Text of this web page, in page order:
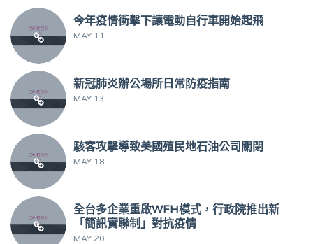
今年疫情衝擊下讓電動自行車開始起飛
MAY 11
新冠肺炎辦公場所日常防疫指南
MAY 13
駭客攻擊導致美國殖民地石油公司關閉
MAY 18
全台多企業重啟WFH模式，行政院推出新
「簡訊實聯制」對抗疫情
MAY 20